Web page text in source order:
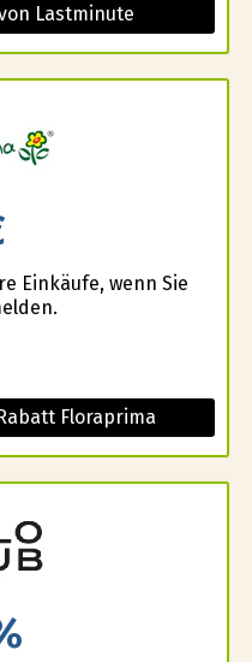
Lastminute
Einkäufe, wenn Sie
Floraprima